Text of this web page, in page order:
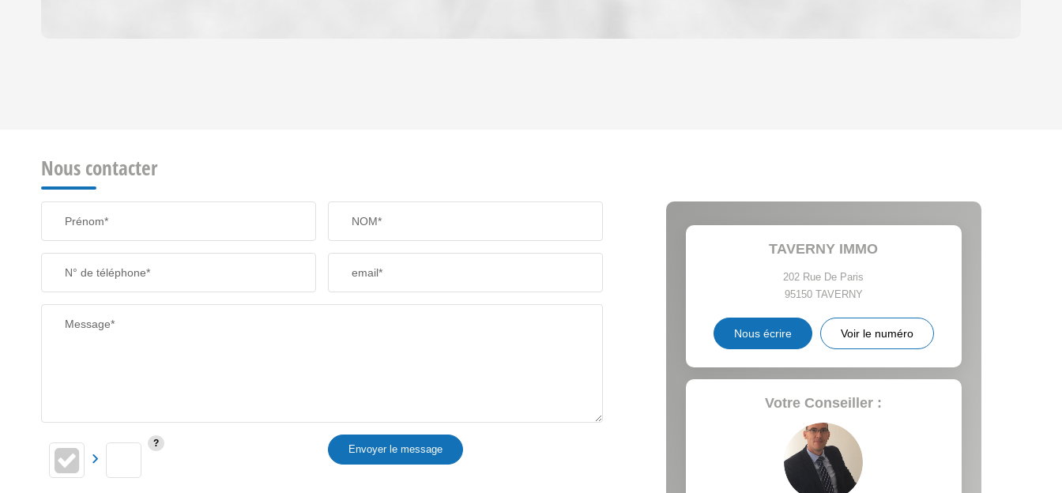
TAXE FONCIÈRE
SUPERFICIE :
RESTAURANTS ET CAFÉS COMMERCES
Nous contacter
Prénom* NOM*
N° de téléphone* email*
Message*
Envoyer le message
TAVERNY IMMO
202 Rue De Paris
95150 TAVERNY
Nous écrire Voir le numéro
Votre Conseiller :